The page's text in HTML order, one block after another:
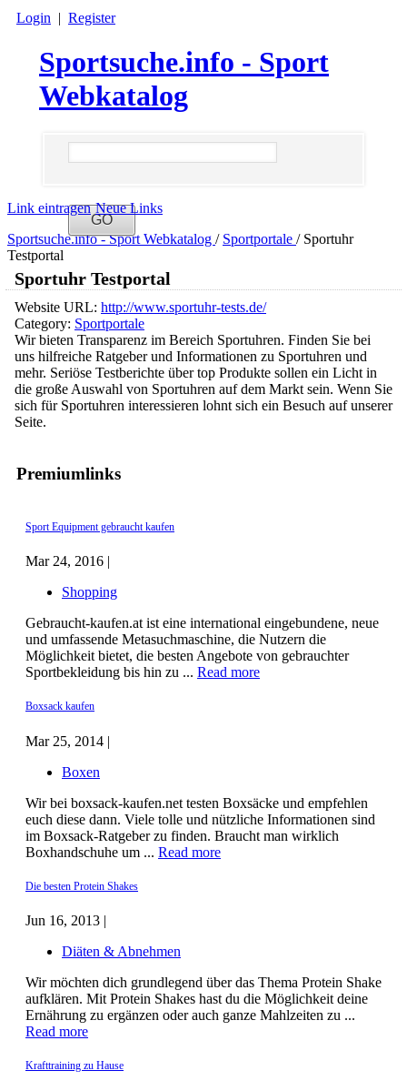
Login | Register
Sportsuche.info - Sport
Webkatalog
Link eintragen Neue Links
Sportsuche.info - Sport Webkatalog / Sportportale / Sportuhr
Testportal
Premiumlinks
Sport Equipment gebraucht kaufen
Mar 24, 2016 |
Shopping
Gebraucht-kaufen.at ist eine international eingebundene, neue
und umfassende Metasuchmaschine, die Nutzern die
Möglichkeit bietet, die besten Angebote von gebrauchter
Sportbekleidung bis hin zu ... Read more
Boxsack kaufen
Mar 25, 2014 |
Boxen
Wir bei boxsack-kaufen.net testen Boxsäcke und empfehlen
euch diese dann. Viele tolle und nützliche Informationen sind
im Boxsack-Ratgeber zu finden. Braucht man wirklich
Boxhandschuhe um ... Read more
Die besten Protein Shakes
Jun 16, 2013 |
Diäten & Abnehmen
Wir möchten dich grundlegend über das Thema Protein Shake
aufklären. Mit Protein Shakes hast du die Möglichkeit deine
Ernährung zu ergänzen oder auch ganze Mahlzeiten zu ...
Read more
Krafttraining zu Hause
Sportuhr Testportal
Website URL: http://www.sportuhr-tests.de/
Category: Sportportale
Wir bieten Transparenz im Bereich Sportuhren. Finden Sie bei
uns hilfreiche Ratgeber und Informationen zu Sportuhren und
mehr. Seriöse Testberichte über top Produkte sollen ein Licht in
die große Auswahl von Sportuhren auf dem Markt sein. Wenn Sie
sich für Sportuhren interessieren lohnt sich ein Besuch auf unserer
Seite.